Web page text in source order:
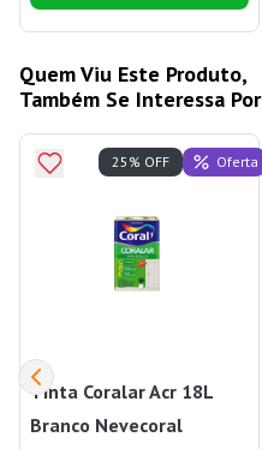
Quem Viu Este Produto,
Também Se Interessa Por
Tinta Coralar Acr 18L
Branco Nevecoral
25% OFF Oferta